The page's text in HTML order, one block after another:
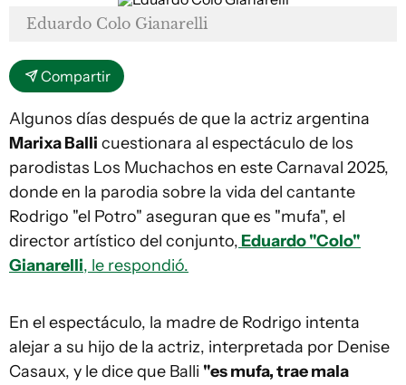
Eduardo Colo Gianarelli
Compartir
Algunos días después de que la actriz argentina
Marixa Balli cuestionara al espectáculo de los
parodistas Los Muchachos en este Carnaval 2025,
donde en la parodia sobre la vida del cantante
Rodrigo "el Potro" aseguran que es "mufa", el
director artístico del conjunto,Eduardo "Colo"
Gianarelli, le respondió.
En el espectáculo, la madre de Rodrigo intenta
alejar a su hijo de la actriz, interpretada por Denise
Casaux, y le dice que Balli "es mufa, trae mala